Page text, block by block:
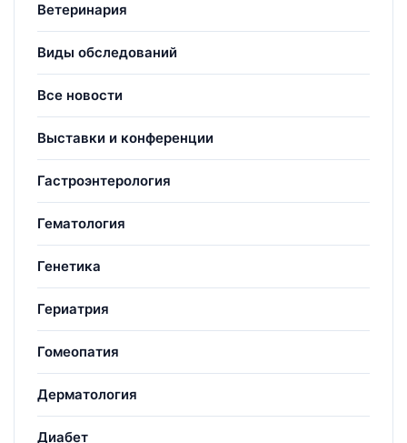
Ветеринария
Виды обследований
Все новости
Выставки и конференции
Гастроэнтерология
Гематология
Генетика
Гериатрия
Гомеопатия
Дерматология
Диабет